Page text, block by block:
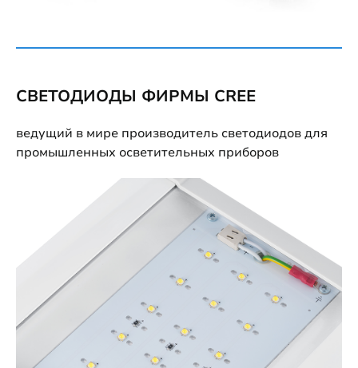
СВЕТОДИОДЫ ФИРМЫ CREE
ведущий в мире производитель светодиодов для
промышленных осветительных приборов